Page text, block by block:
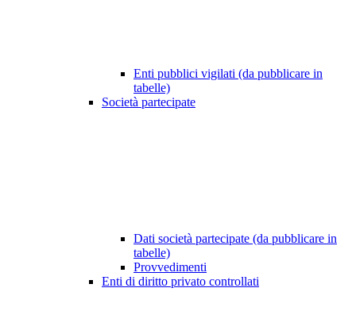
Enti pubblici vigilati (da pubblicare in
tabelle)
Società partecipate
Dati società partecipate (da pubblicare in
tabelle)
Provvedimenti
Enti di diritto privato controllati